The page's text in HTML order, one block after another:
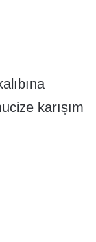
karışım